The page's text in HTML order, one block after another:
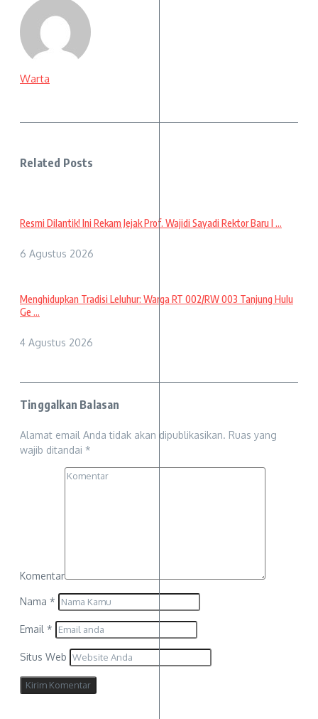
Warta
Related Posts
Resmi Dilantik! Ini Rekam Jejak Prof. Wajidi Sayadi Rektor Baru I ...
6 Agustus 2026
Menghidupkan Tradisi Leluhur: Warga RT 002/RW 003 Tanjung Hulu
Ge ...
4 Agustus 2026
Tinggalkan Balasan
Alamat email Anda tidak akan dipublikasikan. Ruas yang
wajib ditandai *
Komentar
Nama *
Email *
Situs Web